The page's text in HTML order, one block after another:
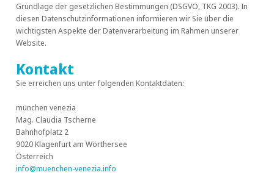
Grundlage der gesetzlichen Bestimmungen (DSGVO, TKG 2003). In
diesen Datenschutzinformationen informieren wir Sie über die
wichtigsten Aspekte der Datenverarbeitung im Rahmen unserer
Website.
Kontakt
Sie erreichen uns unter folgenden Kontaktdaten:
münchen venezia
Mag. Claudia Tscherne
Bahnhofplatz 2
9020 Klagenfurt am Wörthersee
Österreich
info@muenchen-venezia.info